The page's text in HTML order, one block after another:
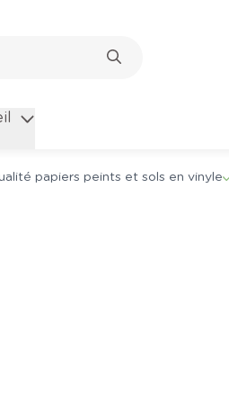
papiers peints et sols en vinyle